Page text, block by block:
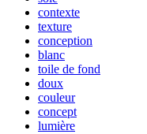
contexte
texture
conception
blanc
toile de fond
doux
couleur
concept
lumière